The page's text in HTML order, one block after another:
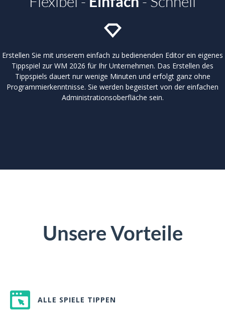
Erstellen Sie mit unserem einfach zu bedienenden Editor ein eigenes
Tippspiel zur WM 2026 für Ihr Unternehmen. Das Erstellen des
Tippspiels dauert nur wenige Minuten und erfolgt ganz ohne
Programmierkenntnisse. Sie werden begeistert von der einfachen
Administrationsoberfläche sein.
Unsere Vorteile
ALLE SPIELE TIPPEN